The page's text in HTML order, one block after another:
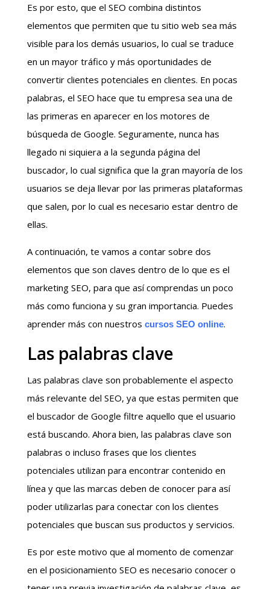
Es por esto, que el SEO combina distintos
elementos que permiten que tu sitio web sea más
visible para los demás usuarios, lo cual se traduce
en un mayor tráfico y más oportunidades de
convertir clientes potenciales en clientes. En pocas
palabras, el SEO hace que tu empresa sea una de
las primeras en aparecer en los motores de
búsqueda de Google. Seguramente, nunca has
llegado ni siquiera a la segunda página del
buscador, lo cual significa que la gran mayoría de los
usuarios se deja llevar por las primeras plataformas
que salen, por lo cual es necesario estar dentro de
ellas.
A continuación, te vamos a contar sobre dos
elementos que son claves dentro de lo que es el
marketing SEO, para que así comprendas un poco
más como funciona y su gran importancia. Puedes
aprender más con nuestros cursos SEO online.
Las palabras clave
Las palabras clave son probablemente el aspecto
más relevante del SEO, ya que estas permiten que
el buscador de Google filtre aquello que el usuario
está buscando. Ahora bien, las palabras clave son
palabras o incluso frases que los clientes
potenciales utilizan para encontrar contenido en
línea y que las marcas deben de conocer para así
poder utilizarlas para conectar con los clientes
potenciales que buscan sus productos y servicios.
Es por este motivo que al momento de comenzar
en el posicionamiento SEO es necesario conocer o